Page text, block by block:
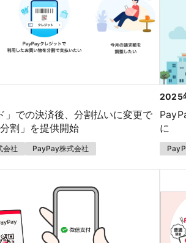
」での決済後、分割払いに変更で
割」を提供開始
会社 PayPay株式会社
2025
に